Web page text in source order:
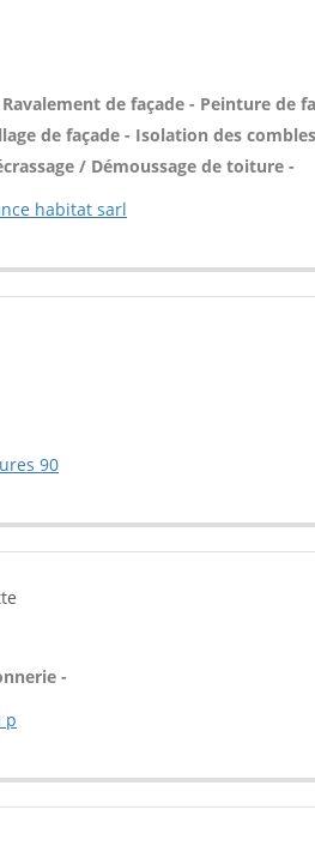
de façade - Peinture de
de façade - Isolation des
/ Démoussage de toiture -
habitat sarl
90
-
p